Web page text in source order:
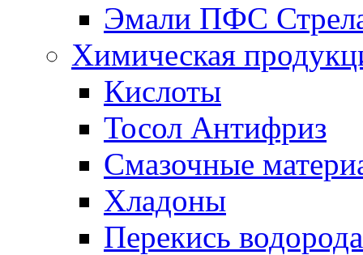
Эмали ПФС
Химическая
Кислоты
Тосол Антифриз
Смазочные
Хладоны
Перекись водорода